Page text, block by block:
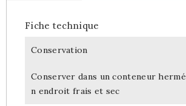
Fiche technique
Conservation
Conserver dans un conteneur
n endroit frais et sec